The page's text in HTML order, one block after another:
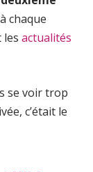
chaque
les actualités
se voir trop
c’était le